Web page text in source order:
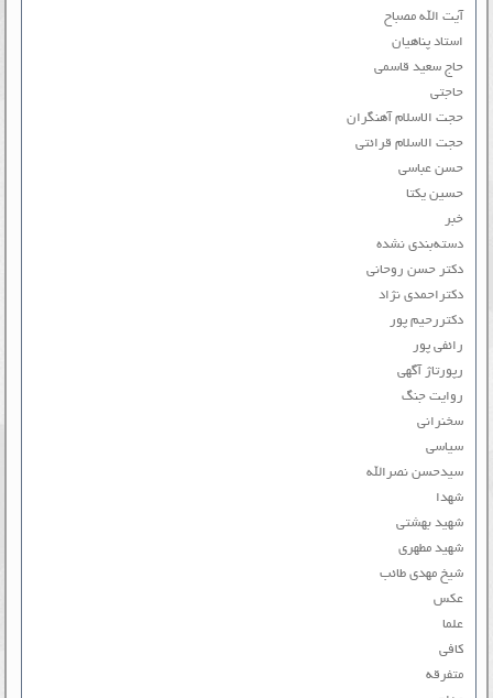
آیت الله مصباح
استاد پناهیان
حاج سعید قاسمی
حاجتی
حجت الاسلام آهنگران
حجت الاسلام قرائتی
حسن عباسی
حسین یکتا
خبر
دسته‌بندی نشده
دکتر حسن روحانی
دکتراحمدی نژاد
دکتررحیم پور
رائفی پور
رپورتاژ آگهی
روایت جنگ
سخنرانی
سیاسی
سیدحسن نصرالله
شهدا
شهید بهشتی
شهید مطهری
شیخ مهدی طائب
عکس
علما
کافی
متفرقه